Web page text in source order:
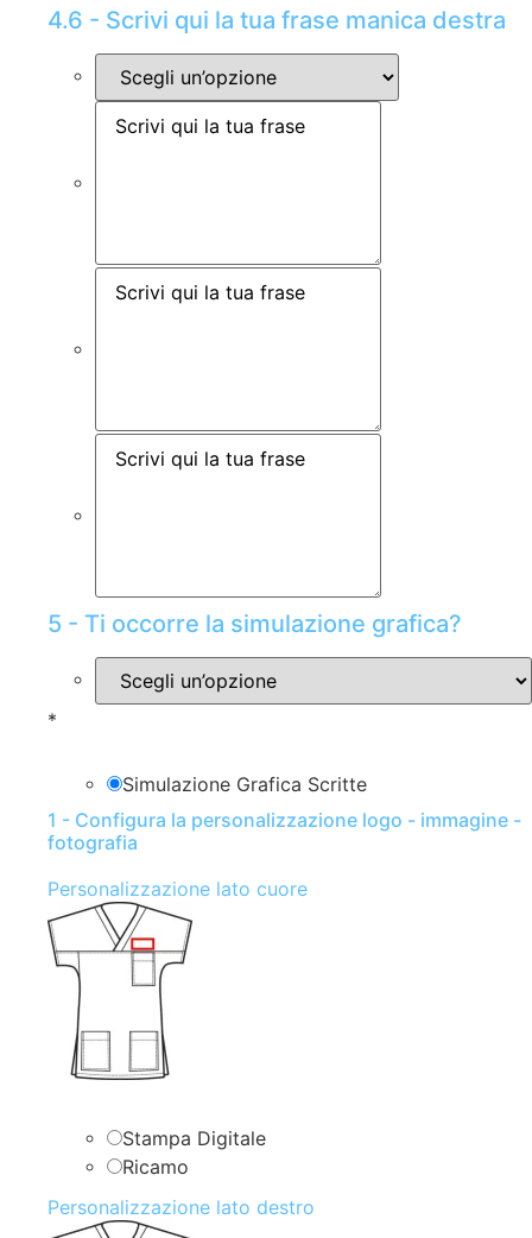
4.6 - Scrivi qui la tua frase manica destra
5 - Ti occorre la simulazione grafica?
*
Simulazione Grafica Scritte
1 - Configura la personalizzazione logo - immagine -
fotografia
Personalizzazione lato cuore
Stampa Digitale
Ricamo
Personalizzazione lato destro